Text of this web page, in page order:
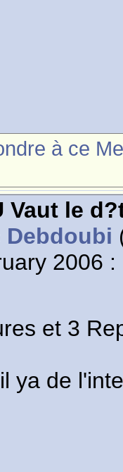
à ce
Vaut le
Debdoubi
2006 :
et 3
ya de